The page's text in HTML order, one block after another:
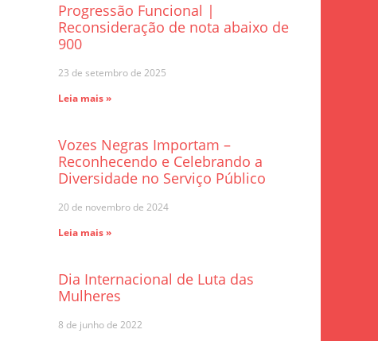
Progressão Funcional |
Reconsideração de nota abaixo de
900
23 de setembro de 2025
Leia mais »
Vozes Negras Importam –
Reconhecendo e Celebrando a
Diversidade no Serviço Público
20 de novembro de 2024
Leia mais »
Dia Internacional de Luta das
Mulheres
8 de junho de 2022